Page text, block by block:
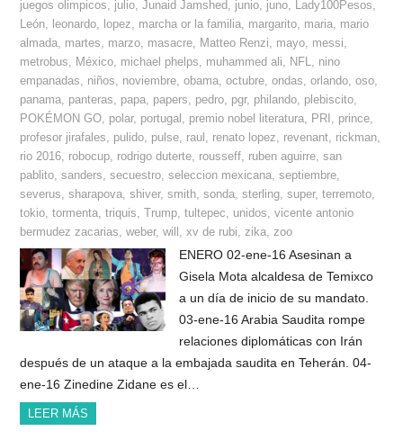
juegos olimpicos
julio ,Junaid Jamshed junio juno Lady100Pesos
León
leonardo lopez marcha or la familia margarito maria mario
almada martes marzo masacre Matteo Renzi mayo messi
metrobus
México michael phelps muhammed ali NFL
nino
empanadas
niños noviembre ,obama ,octubre ,ondas ,orlando ,oso
panama panteras papa papers pedro pgr, philando plebiscito
POKÉMON GO polar, portugal premio nobel literatura PRI prince
profesor jirafales
pulido pulse raul renato lopez revenant rickman
rio 2016 robocup rodrigo duterte rousseff ruben aguirre ,san
pablito ,sanders ,secuestro ,seleccion mexicana ,septiembre
severus ,sharapova ,shiver,smith ,sonda ,sterling ,super,terremoto
tokio ,tormenta ,triquis ,Trump ,tultepec unidos ,vicente antonio
bermudez zacarias ,weber,will ,xv de rubi zika zoo
ENERO 02-ene-16 Asesinan a
Gisela Mota alcaldesa de Temixco
a un día de inicio de su mandato.
03-ene-16 Arabia Saudita rompe
relaciones diplomáticas con Irán
después de un ataque a la embajada saudita en Teherán. 04-
ene-16 Zinedine Zidane es el…
LEER MÁS